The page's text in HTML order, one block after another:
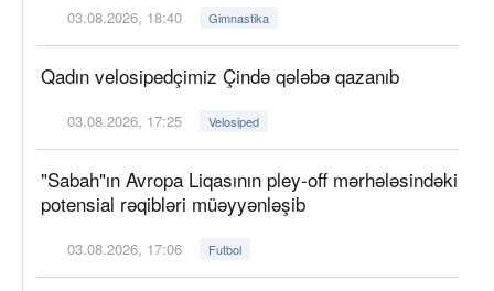
03.08.2026, 18:40 Gimnastika
Qadın velosipedçimiz Çində qələbə qazanıb
03.08.2026, 17:25 Velosiped
"Sabah"ın Avropa Liqasının pley-off mərhələsindəki
potensial rəqibləri müəyyənləşib
03.08.2026, 17:06 Futbol